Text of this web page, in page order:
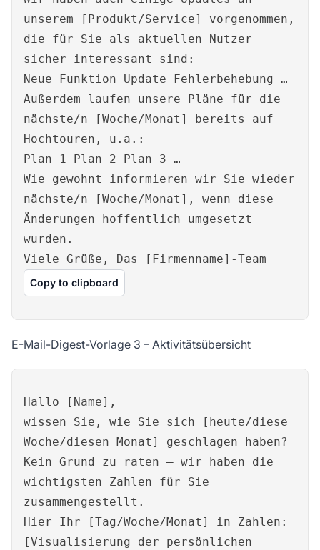
unserem [Produkt/Service] vorgenommen,
die für Sie als aktuellen Nutzer
sicher interessant sind:
Neue Funktion Update Fehlerbehebung …
Außerdem laufen unsere Pläne für die
nächste/n [Woche/Monat] bereits auf
Hochtouren, u.a.:
Plan 1 Plan 2 Plan 3 …
Wie gewohnt informieren wir Sie wieder
nächste/n [Woche/Monat], wenn diese
Änderungen hoffentlich umgesetzt
wurden.
Viele Grüße, Das [Firmenname]-Team
Copy to clipboard
E-Mail-Digest-Vorlage 3 – Aktivitätsübersicht
Hallo [Name],
wissen Sie, wie Sie sich [heute/diese
Woche/diesen Monat] geschlagen haben?
Kein Grund zu raten – wir haben die
wichtigsten Zahlen für Sie
zusammengestellt.
Hier Ihr [Tag/Woche/Monat] in Zahlen:
[Visualisierung der persönlichen